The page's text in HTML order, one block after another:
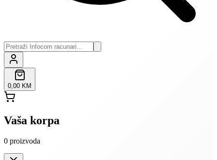
0,00 KM
Vaša korpa
0 proizvoda